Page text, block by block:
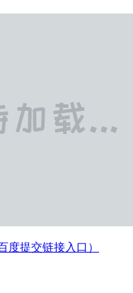
度提交链接入口）